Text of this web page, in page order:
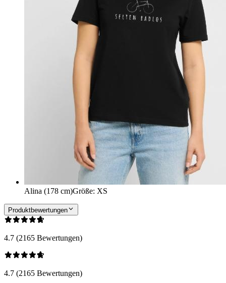
Alina (178 cm)Größe: XS
Produktbewertungen
4.7 (2165 Bewertungen)
4.7 (2165 Bewertungen)